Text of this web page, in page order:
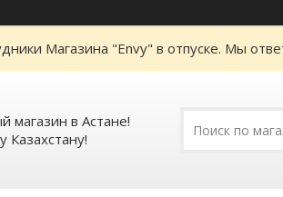
Магазина "Envy" в отпуске. Мы
магазин в Астане!
Казахстану!